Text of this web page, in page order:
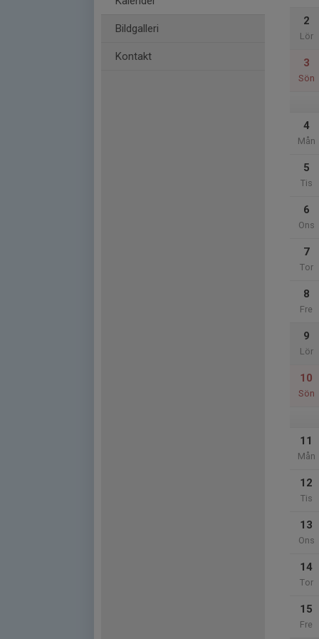
Bildgalleri
Kontakt
2
Lör
3
Sön
4
Mån
5
Tis
6
Ons
7
Tor
8
Fre
9
Lör
10
Sön
11
Mån
12
Tis
13
Ons
14
Tor
15
Fre